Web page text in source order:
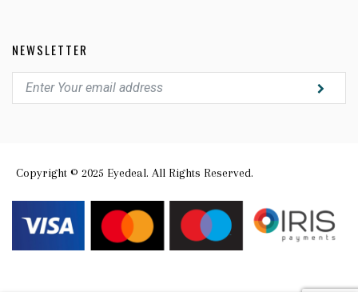
NEWSLETTER
Copyright © 2025 Eyedeal. All Rights Reserved.